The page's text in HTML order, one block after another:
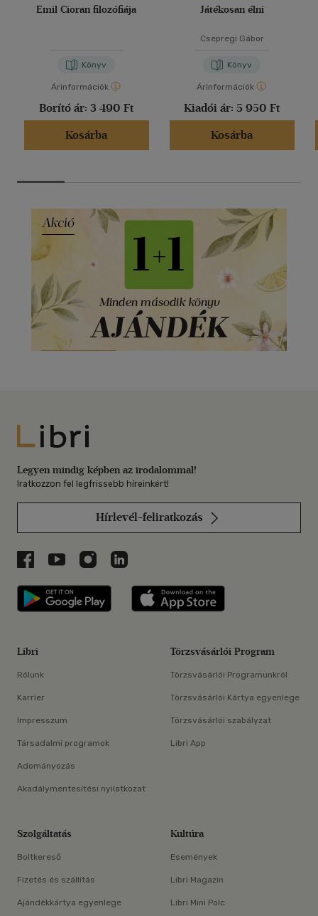
Emil Cioran filozófiája
Könyv
Árinformációk
Borító ár: 3 490 Ft
Kosárba
Játékosan élni
Csepregi Gábor
Könyv
Árinformációk
Kiadói ár: 5 950 Ft
Kosárba
Libri
Legyen mindig képben az irodalommal!
Iratkozzon fel legfrissebb híreinkért!
Hírlevél-feliratkozás
Libri a Facebookon
Libri a Youtube-on
Libri az Instagramon
Libri a LinkedInen
Libri applikáció Szerezd meg: Google
Libri
Rólunk
Karrier
Impresszum
Társadalmi programok
Adományozás
Akadálymentesítési nyilatkozat
Törzsvásárlói Program
Törzsvásárlói Programunkról
Törzsvásárlói Kártya egyenlege
Törzsvásárlói szabályzat
Libri App
Szolgáltatás
Boltkereső
Fizetés és szállítás
Ajándékkártya egyenlege
Kultúra
Események
Libri Magazin
Libri Mini Polc